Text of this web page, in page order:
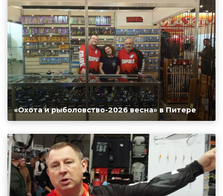
«Охота и рыболовство-2026 весна» в Питере